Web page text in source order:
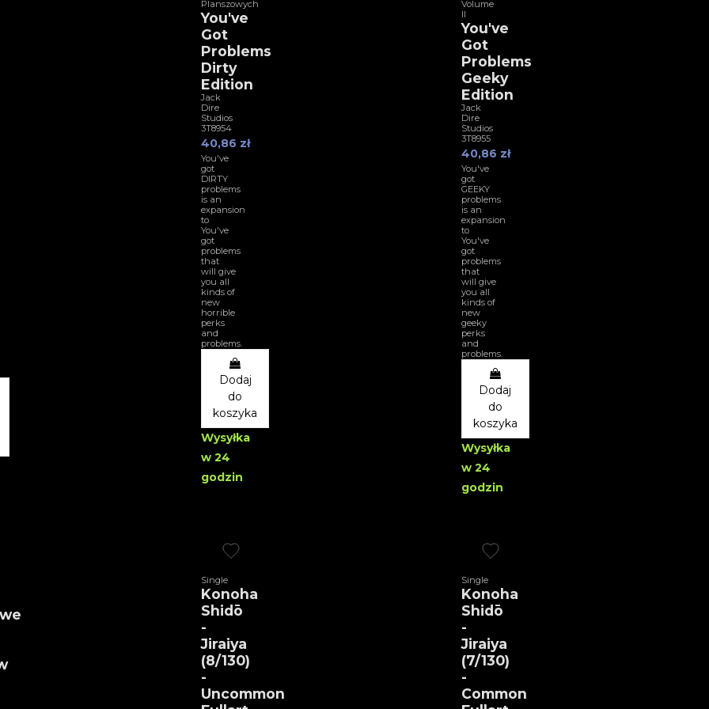
Planszowych
You've
Got
Problems
Dirty
Edition
Jack
Dire
Studios
3T8954
40,86 zł
You've
got
DIRTY
problems
is an
expansion
to
You've
got
problems
that
will give
you all
kinds of
new
horrible
perks
and
problems.
Dodaj
do
koszyka
Wysyłka
w 24
godzin
Volume
II
You've
Got
Problems
Geeky
Edition
Jack
Dire
Studios
3T8955
40,86 zł
You've
got
GEEKY
problems
is an
expansion
to
You've
got
problems
that
will give
you all
kinds of
new
geeky
perks
and
problems.
Dodaj
do
koszyka
Wysyłka
w 24
godzin
Single
Konoha
Shidō
-
Jiraiya
(8/130)
-
Uncommon
Single
Konoha
Shidō
-
Jiraiya
(7/130)
-
Common